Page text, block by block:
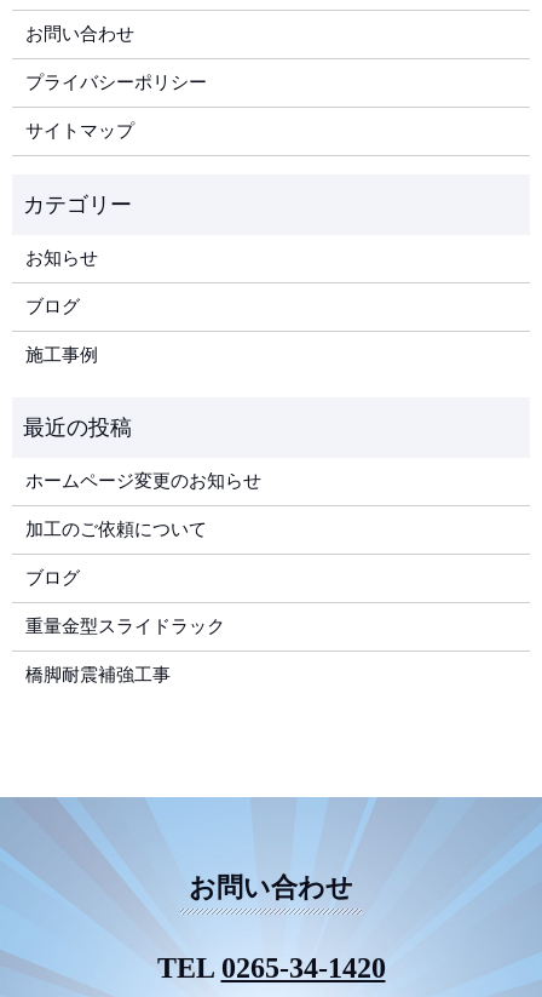
お問い合わせ
プライバシーポリシー
サイトマップ
お知らせ
ブログ
施工事例
ホームページ変更のお知らせ
加工のご依頼について
ブログ
重量金型スライドラック
橋脚耐震補強工事
お問い合わせ
TEL 0265-34-1420